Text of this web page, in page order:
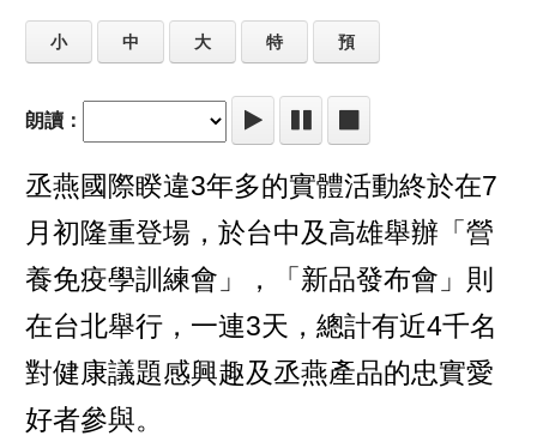
小 中 大 特 預
朗讀：
丞燕國際睽違3年多的實體活動終於在7
月初隆重登場，於台中及高雄舉辦「營
養免疫學訓練會」，「新品發布會」則
在台北舉行，一連3天，總計有近4千名
對健康議題感興趣及丞燕產品的忠實愛
好者參與。